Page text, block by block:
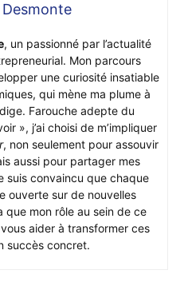
, un passionné par l’actualité
Mon parcours
une curiosité insatiable
qui mène ma plume à
Farouche adepte du
», j’ai choisi de m’impliquer
, non seulement pour assouvir
aussi pour partager mes
suis convaincu que chaque
ouverte sur de nouvelles
que mon rôle au sein de ce
aider à transformer ces
succès concret.